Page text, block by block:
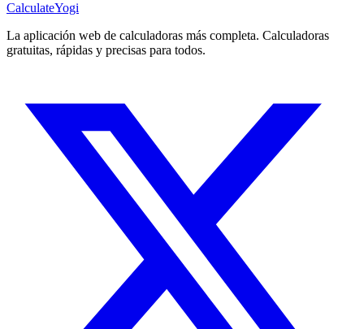
CalculateYogi
La aplicación web de calculadoras más completa. Calculadoras
gratuitas, rápidas y precisas para todos.